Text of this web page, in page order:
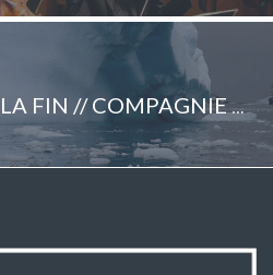
UN SELFIE AVANT LA FIN // COMPAGNIE RÊVOLANTE – PAULINE PIDOUX (FRA)